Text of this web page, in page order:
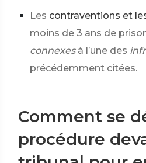
Les contraventions et
moins de 3 ans de
connexes à l’une des
précédemment citées.
Comment se
procédure